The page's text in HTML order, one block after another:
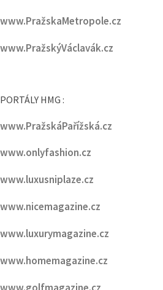
www.ŠpindlerůvMlýn.cz
www.VcentruPrahy.cz
www.PražskýVáclavák.cz
PORTÁLY HMG :
www.PražskáPařížská.cz
www.onlyfashion.cz
www.luxusniplaze.cz
www.nicemagazine.cz
www.luxurymagazine.cz